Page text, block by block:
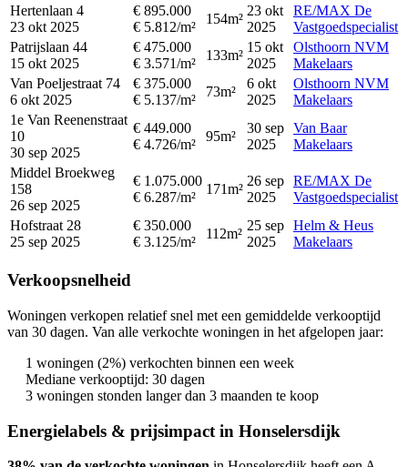
Hertenlaan 4
23 okt 2025
€ 895.000
€ 5.812/m²
154m²
23 okt
2025
RE/MAX De
Vastgoedspecialist
Patrijslaan 44
15 okt 2025
€ 475.000
€ 3.571/m²
133m²
15 okt
2025
Olsthoorn NVM
Makelaars
Van Poeljestraat 74
6 okt 2025
€ 375.000
€ 5.137/m²
73m²
6 okt
2025
Olsthoorn NVM
Makelaars
1e Van Reenenstraat
10
30 sep 2025
€ 449.000
€ 4.726/m²
95m²
30 sep
2025
Van Baar
Makelaars
Middel Broekweg
158
26 sep 2025
€ 1.075.000
€ 6.287/m²
171m²
26 sep
2025
RE/MAX De
Vastgoedspecialist
Hofstraat 28
25 sep 2025
€ 350.000
€ 3.125/m²
112m²
25 sep
2025
Helm & Heus
Makelaars
Verkoopsnelheid
Woningen verkopen relatief snel met een gemiddelde verkooptijd
van 30 dagen. Van alle verkochte woningen in het afgelopen jaar:
1 woningen (2%) verkochten binnen een week
Mediane verkooptijd: 30 dagen
3 woningen stonden langer dan 3 maanden te koop
Energielabels & prijsimpact in Honselersdijk